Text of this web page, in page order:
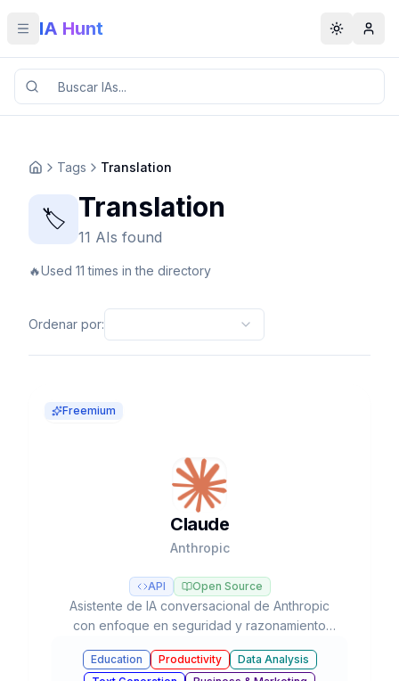
Toggle menu
IA Hunt Toggle
Tags Translation
🏷️ Translation
11 AIs found
🔥Used 11 times in the directory
Ordenar por:
Freemium
Claude
Anthropic
API Open Source
Asistente de IA conversacional de Anthropic
con enfoque en seguridad y razonamiento
flujos de trabajo agénticos con modelos Opus,
Education Productivity
Data Analysis